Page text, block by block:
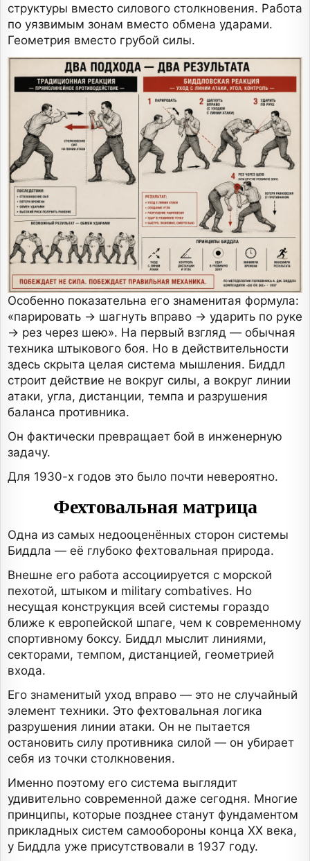
структуры вместо силового столкновения. Работа
по уязвимым зонам вместо обмена ударами.
Геометрия вместо грубой силы.
Особенно показательна его знаменитая формула:
«парировать → шагнуть вправо → ударить по руке
→ рез через шею». На первый взгляд — обычная
техника штыкового боя. Но в действительности
здесь скрыта целая система мышления. Биддл
строит действие не вокруг силы, а вокруг линии
атаки, угла, дистанции, темпа и разрушения
баланса противника.
Он фактически превращает бой в инженерную
задачу.
Для 1930-х годов это было почти невероятно.
Фехтовальная матрица
Одна из самых недооценённых сторон системы
Биддла — её глубоко фехтовальная природа.
Внешне его работа ассоциируется с морской
пехотой, штыком и military combatives. Но
несущая конструкция всей системы гораздо
ближе к европейской шпаге, чем к современному
спортивному боксу. Биддл мыслит линиями,
секторами, темпом, дистанцией, геометрией
входа.
Его знаменитый уход вправо — это не случайный
элемент техники. Это фехтовальная логика
разрушения линии атаки. Он не пытается
остановить силу противника силой — он убирает
себя из точки столкновения.
Именно поэтому его система выглядит
удивительно современной даже сегодня. Многие
принципы, которые позднее станут фундаментом
прикладных систем самообороны конца XX века,
у Биддла уже присутствовали в 1937 году.